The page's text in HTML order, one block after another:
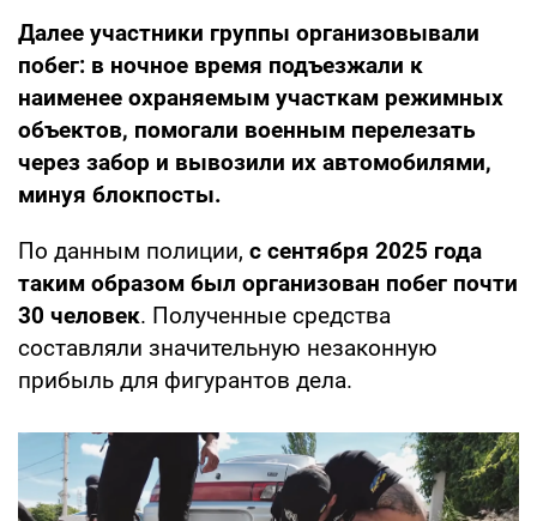
Далее участники группы организовывали
побег: в ночное время подъезжали к
наименее охраняемым участкам режимных
объектов, помогали военным перелезать
через забор и вывозили их автомобилями,
минуя блокпосты.
По данным полиции, с сентября 2025 года
таким образом был организован побег почти
30 человек. Полученные средства
составляли значительную незаконную
прибыль для фигурантов дела.